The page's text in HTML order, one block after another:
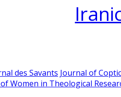
des Savants Journal of
Women in Theological